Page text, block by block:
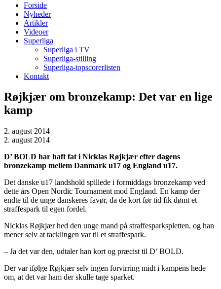
Forside
Nyheder
Artikler
Videoer
Superliga
Superliga i TV
Superliga-stilling
Superliga-topscorerlisten
Kontakt
Røjkjær om bronzekamp: Det var en lige
kamp
2. august 2014
2. august 2014
D’ BOLD har haft fat i Nicklas Røjkjær efter dagens
bronzekamp mellem Danmark u17 og England u17.
Det danske u17 landshold spillede i formiddags bronzekamp ved
dette års Open Nordic Tournament mod England. En kamp der
endte til de unge danskeres favør, da de kort før tid fik dømt et
straffespark til egen fordel.
Nicklas Røjkjær hed den unge mand på straffesparkspletten, og han
mener selv at tacklingen var til et straffespark.
– Ja det var den, udtaler han kort og præcist til D’ BOLD.
Der var ifølge Røjkjær selv ingen forvirring midt i kampens hede
om, at det var ham der skulle tage sparket.